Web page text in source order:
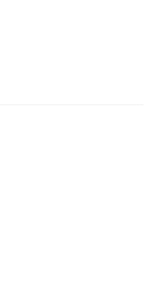
news
Viber
в LinkedIn